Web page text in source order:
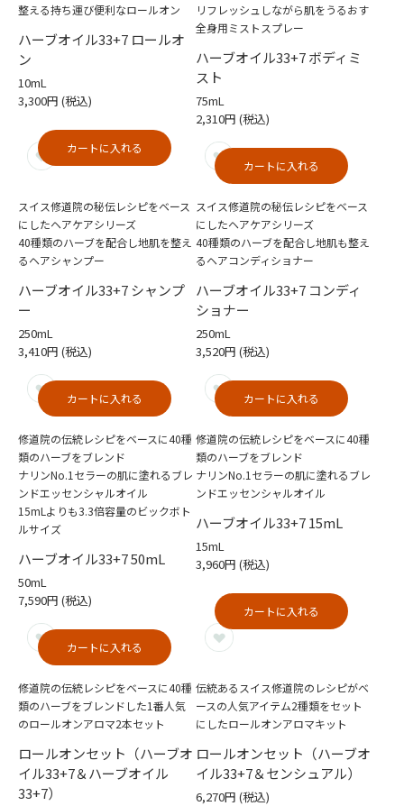
整える持ち運び便利なロールオン
ハーブオイル33+7 ロールオ
ン
10mL
3,300円 (税込)
カートに入れる
リフレッシュしながら肌をうるおす
全身用ミストスプレー
ハーブオイル33+7 ボディミ
スト
75mL
2,310円 (税込)
カートに入れる
スイス修道院の秘伝レシピをベース
にしたヘアケアシリーズ
40種類のハーブを配合し地肌を整え
るヘアシャンプー
ハーブオイル33+7 シャンプ
ー
250mL
3,410円 (税込)
カートに入れる
スイス修道院の秘伝レシピをベース
にしたヘアケアシリーズ
40種類のハーブを配合し地肌も整え
るヘアコンディショナー
ハーブオイル33+7 コンディ
ショナー
250mL
3,520円 (税込)
カートに入れる
修道院の伝統レシピをベースに40種
類のハーブをブレンド
ナリンNo.1セラーの肌に塗れるブレ
ンドエッセンシャルオイル
15mLよりも3.3倍容量のビックボト
ルサイズ
ハーブオイル33+7 50mL
50mL
7,590円 (税込)
カートに入れる
修道院の伝統レシピをベースに40種
類のハーブをブレンド
ナリンNo.1セラーの肌に塗れるブレ
ンドエッセンシャルオイル
ハーブオイル33+7 15mL
15mL
3,960円 (税込)
カートに入れる
修道院の伝統レシピをベースに40種
類のハーブをブレンドした1番人気
のロールオンアロマ2本セット
ロールオンセット（ハーブオ
イル33+7＆ハーブオイル
33+7）
伝統あるスイス修道院のレシピがベ
ースの人気アイテム2種類をセット
にしたロールオンアロマキット
ロールオンセット（ハーブオ
イル33+7＆センシュアル）
6,270円 (税込)